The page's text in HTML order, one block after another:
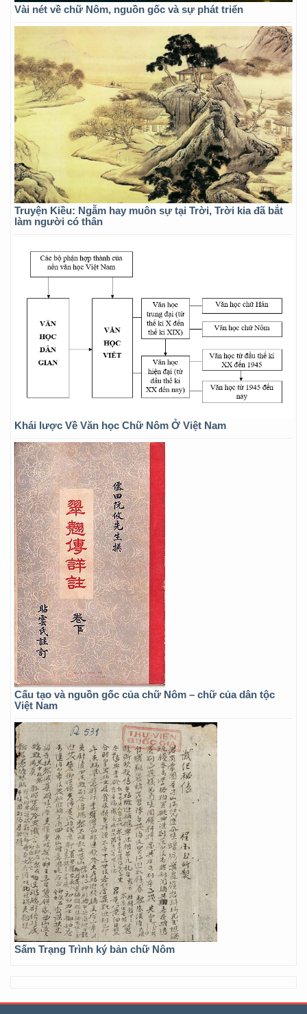
Vài nét về chữ Nôm, nguồn gốc và sự phát triển
Truyện Kiều: Ngẫm hay muôn sự tại Trời, Trời kia đã bắt
làm người có thân
Khái lược Về Văn học Chữ Nôm Ở Việt Nam
Cấu tạo và nguồn gốc của chữ Nôm – chữ của dân tộc
Việt Nam
Sấm Trạng Trình ký bản chữ Nôm